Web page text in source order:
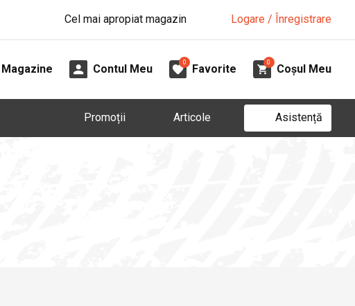
Cel mai apropiat magazin Logare / Înregistrare
Magazine Contul Meu
0
Favorite
0
Coșul Meu
Promoții Articole Asistență